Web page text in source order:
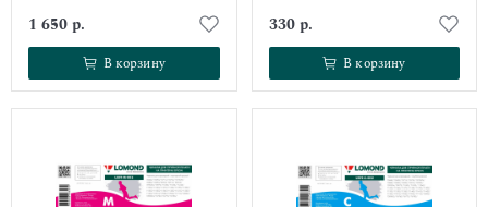
1 650 р.
В корзину
В корзину
330 р.
В корзину
В корзину